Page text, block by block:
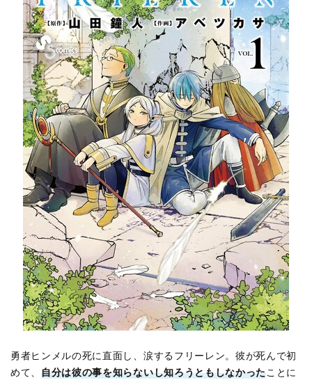
勇者ヒンメルの死に直面し、涙するフリーレン。彼が死んで初
めて、自分は彼の事を知らないし知ろうともしなかったことに